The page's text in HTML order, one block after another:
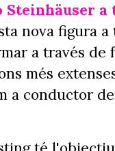
a
nova figura
a través de
més
a conductor